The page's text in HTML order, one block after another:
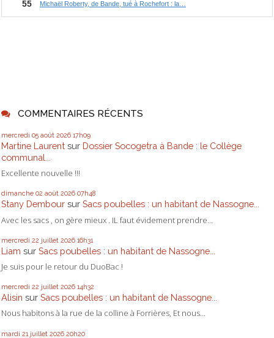
COMMENTAIRES RÉCENTS
mercredi 05 août 2026 17h09
Martine Laurent sur Dossier Socogetra à Bande : le Collège
communal...
Excellente nouvelle !!!
dimanche 02 août 2026 07h48
Stany Dembour sur Sacs poubelles : un habitant de Nassogne...
Avec les sacs , on gère mieux . IL faut évidement prendre...
mercredi 22 juillet 2026 16h31
Liam sur Sacs poubelles : un habitant de Nassogne...
Je suis pour le retour du DuoBac !
mercredi 22 juillet 2026 14h32
Alisin sur Sacs poubelles : un habitant de Nassogne...
Nous habitons à la rue de la colline à Forrières, Et nous...
mardi 21 juillet 2026 20h20